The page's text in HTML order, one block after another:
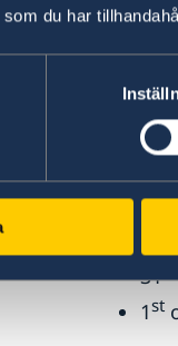
du har
25th
26th
th
29th
31
1st